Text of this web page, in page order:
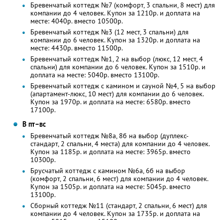
Бревенчатый коттедж №7 (комфорт, 3 спальни, 8 мест) для
компании до 4 человек. Купон за 1210р. и доплата на
месте: 4040р. вместо 10500р.
Бревенчатый коттедж №3 (12 мест, 3 спальни) для
компании до 6 человек. Купон за 1320р. и доплата на
месте: 4430р. вместо 11500р.
Бревенчатый коттедж №1, 2 на выбор (люкс, 12 мест, 4
спальни) для компании до 6 человек. Купон за 1510р. и
доплата на месте: 5040р. вместо 13100р.
Бревенчатый коттедж с камином и сауной №4, 5 на выбор
(апартамент-люкс, 10 мест) для компании до 6 человек.
Купон за 1970р. и доплата на месте: 6580р. вместо
17100р.
В пт–вс
Бревенчатый коттедж №8а, 8б на выбор (дуплекс-
стандарт, 2 спальни, 4 места) для компании до 4 человек.
Купон за 1185р. и доплата на месте: 3965р. вместо
10300р.
Брусчатый коттедж с камином №6а, 6б на выбор
(комфорт, 2 спальни, 6 мест) для компании до 4 человек.
Купон за 1505р. и доплата на месте: 5045р. вместо
13100р.
Сборный коттедж №11 (стандарт, 2 спальни, 6 мест) для
компании до 4 человек. Купон за 1735р. и доплата на